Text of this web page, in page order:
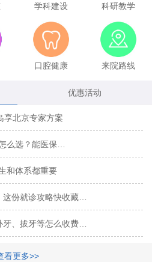
学科建设 科研教学
口腔健康 来院路线
优惠活动
享北京专家方案
么选？能医保…
和体系都重要
这份就诊攻略快收藏…
、拔牙等怎么收费…
看更多>>